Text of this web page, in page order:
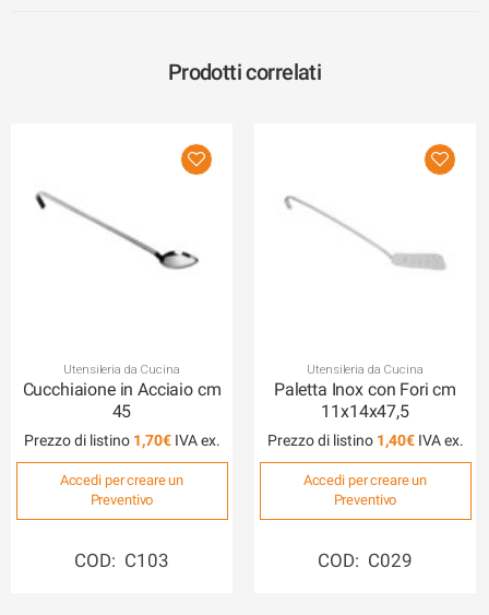
Prodotti correlati
Utensileria da Cucina
Cucchiaione in Acciaio cm
45
Prezzo di listino 1,70€
Accedi per creare un
Preventivo
COD: C103
Utensileria da Cucina
Paletta Inox con Fori cm
11x14x47,5
Prezzo di listino 1,40€
Accedi per creare un
Preventivo
COD: C029